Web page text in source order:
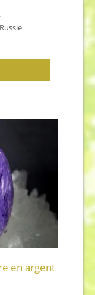
en argent